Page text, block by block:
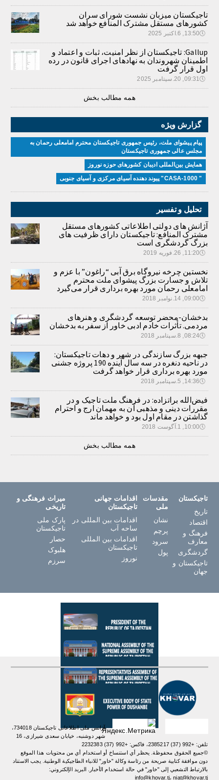
تاجیکستان میزبان نشست شورای سران
کشورهای مستقل مشترک المنافع خواهد شد
🕔13:50, 6.اکتبر 2025
Gallup: تاجیکستان از نظر امنیت، ثبات و اعتماد و
اطمینان شهروندان به نهادهای اجرای قانون در رده
اول قرار گرفت
🕔09:31, 20.سپتامبر 2025
همه مطالب بخش
گزارش ویژه
پیام پیشوای ملت، رئیس جمهوری تاجیکستان محترم امامعلی رحمان به
مجلس عالی جمهوری تاجیکستان
همایش بین‌المللی ادیبان کشور‌های حوزه نوروز
" CASA-1000" پیوند دهنده آسیای مرکزی و آسیای جنوبی
تحلیل و تفسیر
آژانش های دولتی اطلاعاتی کشورهای مستقل
مشترک المنافع: تاجیکستان دارای ظرفیت های
بزرگ گردشگری است
🕔11:20, 26.فوریه 2019
نخستین چرخه نیروگاه برق آبی “راغون” با عزم و
تلاش و جسارت بزرگ پیشوای ملت محترم
امامعلی رحمان مورد بهره برداری قرار می‌گیرد
🕔09:00, 14.نوامبر 2018
بدخشان-محضر توسعه گردشگری و هنرهای
مردمی. تأثرات خادم ادبی خاور از سفر به بدخشان
🕔08:24, 8.سپتامبر 2018
جبهه بزرگ سازندگی در شهر و دهات تاجیکستان:
در ناحیه دنغره در سه سال آینده 190 پروژه جشنی
مورد بهره برداری قرار خواهد گرفت
🕔14:36, 5.سپتامبر 2018
فیض‌الله براتزاده: در فرهنگ ملت تاجیک و در
مقررات دینی و مذهبی آن به مهمان ارج و احترام
گذاشتن در مقام اول بود و خواهد ماند
🕔10:00, 1.آگوست 2018
همه مطالب بخش
تاجیکستان
تاریخ
اقتصاد
فرهنگ و
معارف
گردشگری
تاجیکستان و
جهان
مقدسات
ملی
نشان
پرچم
سرود
پول
اقدامات جهانی
تاجیکستان
اقدامات بین المللی در
ساحه آب
اقدامات بین المللی
تاجیکستان
نوروز
میراث فرهنگی و
تاریخی
پارک ملی
تاجیکستان
حصار
هلبوک
سرزم
آژانس ملی اطلاعاتی تاجیکستان 734018،
شهر دوشنبه، خیابان سعدی شیرازی، 16
تلفن: +992 (37) 2385217، فاکس: +992 (37) 2232383
©جميع الحقوق محفوظة. يحظر أي استنساخ أو استخدام أي من محتويات هذا الموقع
دون موافقة كتابية صريحة من رئاسة وكالة "خاور" للانباء الطاجيكية الوطنية. یجب الاستناد
بالارتباط التشعبي إلى "خاور" في حالة استخدام الأخبار. البريد الإلكتروني:
info@khovar.tj، niat@khovar.tj